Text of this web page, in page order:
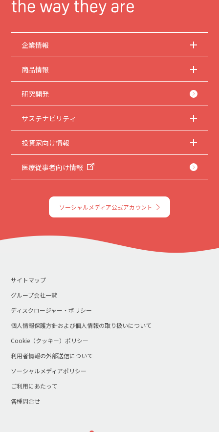
企業情報
商品情報
研究開発
サステナビリティ
投資家向け情報
医療従事者向け情報
ソーシャルメディア公式アカウント
サイトマップ
グループ会社一覧
ディスクロージャー・ポリシー
個人情報保護方針および個人情報の取り扱いについて
Cookie（クッキー）ポリシー
利用者情報の外部送信について
ソーシャルメディアポリシー
ご利用にあたって
各種問合せ